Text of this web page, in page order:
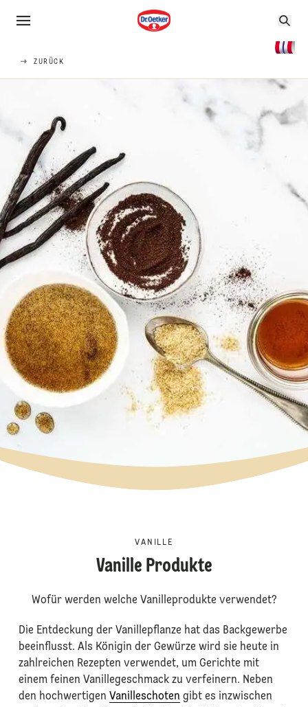
ZURÜCK
VANILLE
Vanille Produkte
Wofür werden welche Vanilleprodukte verwendet?
Die Entdeckung der Vanillepflanze hat das Backgewerbe
beeinflusst. Als Königin der Gewürze wird sie heute in
zahlreichen Rezepten verwendet, um Gerichte mit
einem feinen Vanillegeschmack zu verfeinern. Neben
den hochwertigen Vanilleschoten gibt es inzwischen